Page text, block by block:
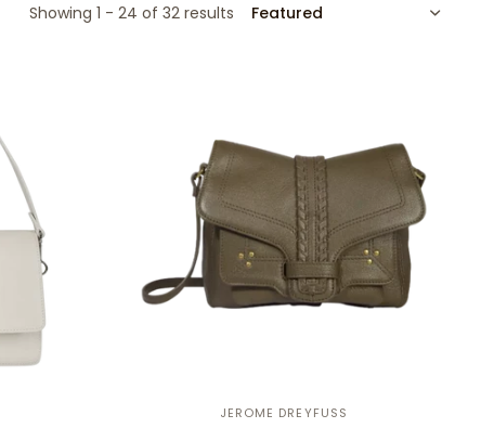
Showing 1 - 24 of 32 results
JEROME DREYFUSS